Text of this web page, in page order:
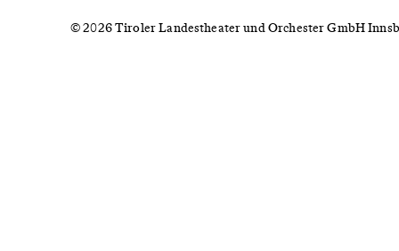
© 2026 Tiroler Landestheater und Orchester GmbH